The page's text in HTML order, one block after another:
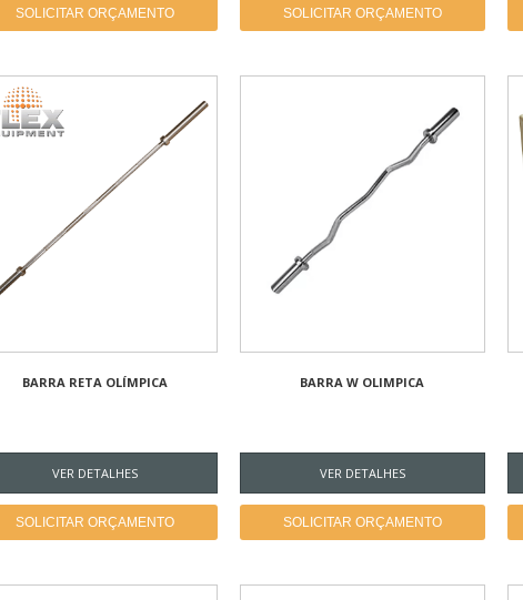
SOLICITAR ORÇAMENTO SOLICITAR ORÇAMENTO
BARRA RETA OLÍMPICA
VER DETALHES
SOLICITAR ORÇAMENTO
BARRA W OLIMPICA
VER DETALHES
SOLICITAR ORÇAMENTO